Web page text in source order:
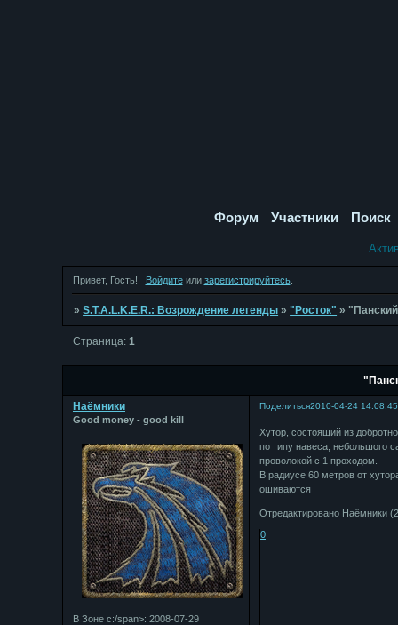
Форум Участники Поиск
Привет, Гость! Войдитеили зарегистрируйтесь.
»S.T.A.L.K.E.R.: Возрождение легенды »"Росток" »
Страница:1
Поделиться2010-04-24 14:08:45
Наёмники
Good money - good kill
В Зоне с:/span>: 2008-07-29
Хутор, состоящий из
по типу навеса, небольшого
проволокой с 1 проходом.
В радиусе 60 метров от
ошиваются
Отредактировано Наёмники
0